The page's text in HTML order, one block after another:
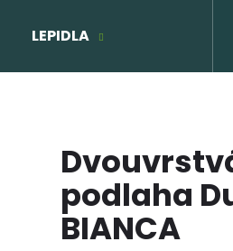
LEPIDLA VZORKY
podlaha
BIANCA